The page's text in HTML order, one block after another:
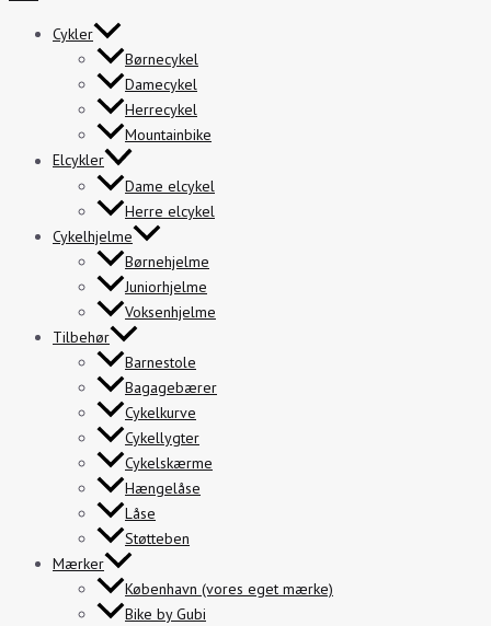
Cykler
Børnecykel
Damecykel
Herrecykel
Mountainbike
Elcykler
Dame elcykel
Herre elcykel
Cykelhjelme
Børnehjelme
Juniorhjelme
Voksenhjelme
Tilbehør
Barnestole
Bagagebærer
Cykelkurve
Cykellygter
Cykelskærme
Hængelåse
Låse
Støtteben
Mærker
København (vores eget mærke)
Bike by Gubi